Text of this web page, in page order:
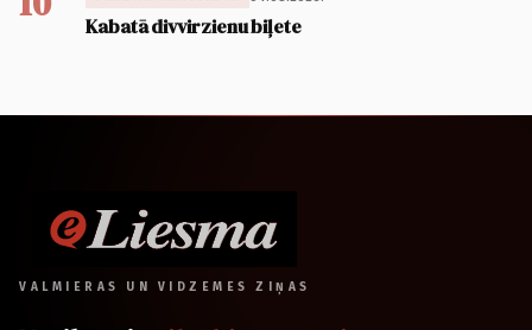
Kabatā divvirzienu biļete
VALMIERAS UN VIDZEMES ZIŅAS